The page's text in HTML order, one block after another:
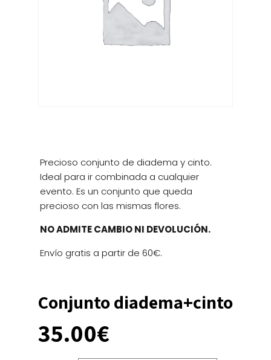
Precioso conjunto de diadema y cinto.
Ideal para ir combinada a cualquier
evento. Es un conjunto que queda
precioso con las mismas flores.
NO ADMITE CAMBIO NI DEVOLUCIÓN.
Envío gratis a partir de 60€.
Conjunto diadema+cinto
35.00€